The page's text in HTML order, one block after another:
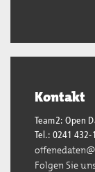
Kontakt
Team2: Open
Tel.: 0241
Folgen Sie